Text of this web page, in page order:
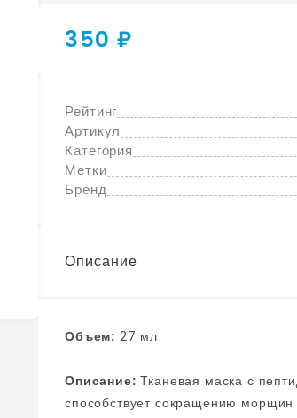
350 ₽
Рейтинг
Артикул
Категория
Метки
Бренд
Описание
Объем: 27 мл
Описание: Тканевая маска с пептидами для сияния кожи medicube Deep Peptide Radiance Mask
способствует сокращению морщин